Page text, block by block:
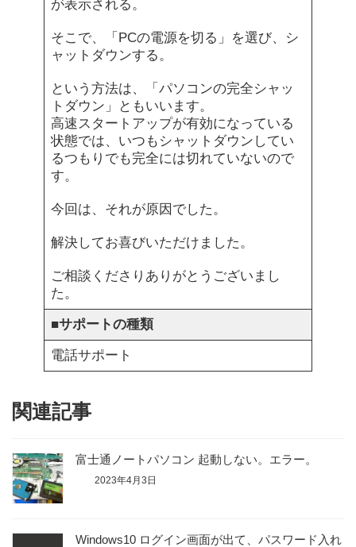
が表示される。
そこで、「PCの電源を切る」を選び、シ
ャットダウンする。
という方法は、「パソコンの完全シャッ
トダウン」ともいいます。
高速スタートアップが有効になっている
状態では、いつもシャットダウンしてい
るつもりでも完全には切れていないので
す。
今回は、それが原因でした。
解決してお喜びいただけました。
ご相談くださりありがとうございまし
た。
■サポートの種類
電話サポート
関連記事
富士通ノートパソコン 起動しない。エラー。
2023年4月3日
Windows10 ログイン画面が出て、パスワード入れ